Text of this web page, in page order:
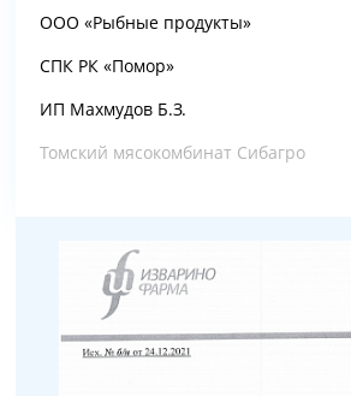
ООО «Рыбные продукты»
СПК РК «Помор»
ИП Махмудов Б.З.
Томский мясокомбинат Сибагро